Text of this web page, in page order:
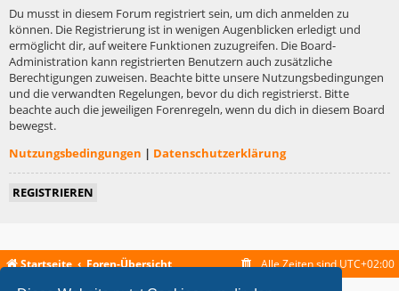
Du musst in diesem Forum registriert sein, um dich anmelden zu
können. Die Registrierung ist in wenigen Augenblicken erledigt und
ermöglicht dir, auf weitere Funktionen zuzugreifen. Die Board-
Administration kann registrierten Benutzern auch zusätzliche
Berechtigungen zuweisen. Beachte bitte unsere Nutzungsbedingungen
und die verwandten Regelungen, bevor du dich registrierst. Bitte
beachte auch die jeweiligen Forenregeln, wenn du dich in diesem Board
bewegst.
Nutzungsbedingungen | Datenschutzerklärung
REGISTRIEREN
Startseite Foren-Übersicht Alle Zeiten sindUTC+02:00